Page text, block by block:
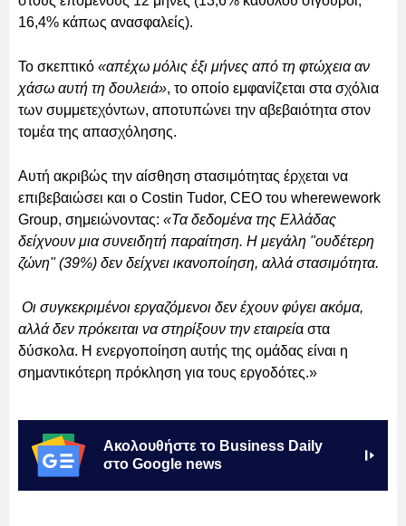
16,4% κάπως ανασφαλείς).
Το σκεπτικό «απέχω μόλις έξι μήνες από τη φτώχεια αν
χάσω αυτή τη δουλειά», το οποίο εμφανίζεται στα σχόλια
των συμμετεχόντων, αποτυπώνει την αβεβαιότητα στον
τομέα της απασχόλησης.
Αυτή ακριβώς την αίσθηση στασιμότητας έρχεται να
επιβεβαιώσει και ο Costin Tudor, CEO του wherewework
Group, σημειώνοντας: «Τα δεδομένα της Ελλάδας
δείχνουν μια συνειδητή παραίτηση. Η μεγάλη "ουδέτερη
ζώνη" (39%) δεν δείχνει ικανοποίηση, αλλά στασιμότητα.
Οι συγκεκριμένοι εργαζόμενοι δεν έχουν φύγει ακόμα,
αλλά δεν πρόκειται να στηρίξουν την εταιρεία στα
δύσκολα. Η ενεργοποίηση αυτής της ομάδας είναι η
σημαντικότερη πρόκληση για τους εργοδότες.»
Ακολουθήστε το Business Daily
στο Google news